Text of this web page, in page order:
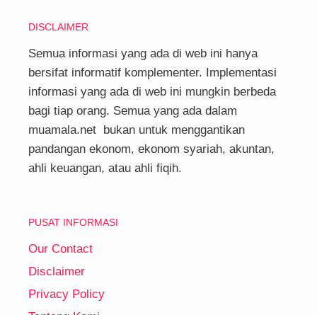
DISCLAIMER
Semua informasi yang ada di web ini hanya
bersifat informatif komplementer. Implementasi
informasi yang ada di web ini mungkin berbeda
bagi tiap orang. Semua yang ada dalam
muamala.net bukan untuk menggantikan
pandangan ekonom, ekonom syariah, akuntan,
ahli keuangan, atau ahli fiqih.
PUSAT INFORMASI
Our Contact
Disclaimer
Privacy Policy